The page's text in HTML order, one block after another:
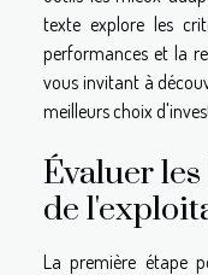
texte explore les
performances et la
vous invitant à
meilleurs choix
Évaluer
de
La première étape